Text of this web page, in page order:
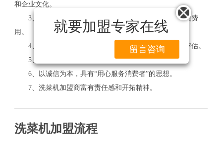
就要加盟专家在线
留言咨询
和企业文化。
3、具有相应的加盟实力，足以承担开店所需要的各项费
用。
4、具备合格的经营场地，并洗菜机加盟总部的实地评估。
5、执行和遵守洗菜机加盟的各项经营管理系统。
6、以诚信为本，具有“用心服务消费者”的思想。
7、洗菜机加盟商富有责任感和开拓精神。
洗菜机加盟流程